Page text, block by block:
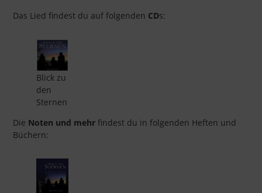
Das Lied findest du auf folgenden CDs:
Blick zu
den
Sternen
Die Noten und mehr findest du in folgenden Heften und
Büchern: